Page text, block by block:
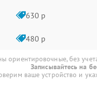
630 р
480 р
ориентировочные, без
Записывайтесь на
ваше устройство и